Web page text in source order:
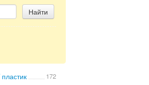
Найти
172